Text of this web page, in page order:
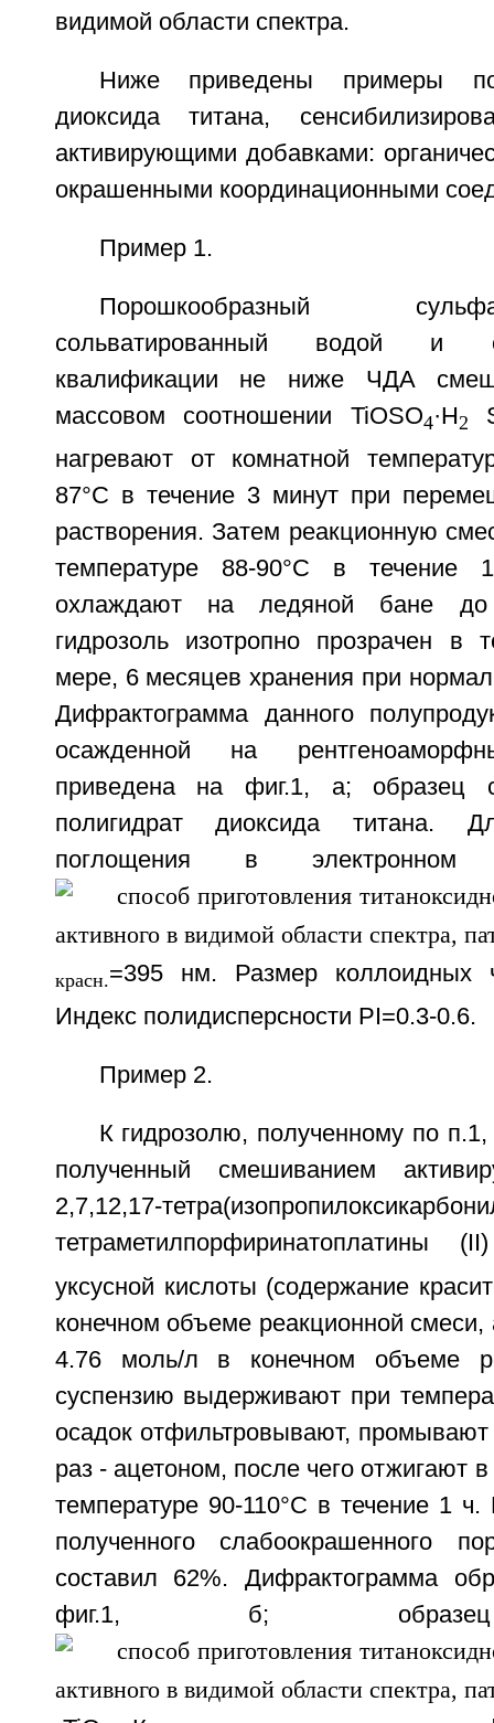
видимой области спектра.
Ниже приведены примеры
диоксида титана,
активирующими добавками:
окрашенными координационными
Пример 1.
Порошкообразный
сольватированный водой и
квалификации не ниже ЧДА
массовом соотношении TiOSO4·H2
нагревают от комнатной
87°C в течение 3 минут при
растворения. Затем реакционную
температуре 88-90°C в течение
охлаждают на ледяной бане до
гидрозоль изотропно прозрачен в
мере, 6 месяцев хранения при
Дифрактограмма данного
осажденной на
приведена на фиг.1, a; образец
полигидрат диоксида титана.
поглощения в электронном
красн.=395 нм. Размер коллоидных
Индекс полидисперсности PI=0.3-0.6.
Пример 2.
К гидрозолю, полученному по
полученный смешиванием
2,7,12,17-
уксусной кислоты (содержание
конечном объеме реакционной смеси,
4.76 моль/л в конечном объеме
суспензию выдерживают при
осадок отфильтровывают,
раз - ацетоном, после чего отжигают
температуре 90-110°C в течение 1
полученного слабоокрашенного
составил 62%. Дифрактограмма
фиг.1, б; образец